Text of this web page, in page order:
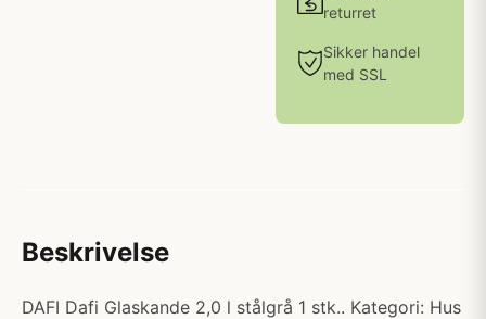
returret
Sikker handel
med SSL
Beskrivelse
DAFI Dafi Glaskande 2,0 l stålgrå 1 stk.. Kategori: Hus